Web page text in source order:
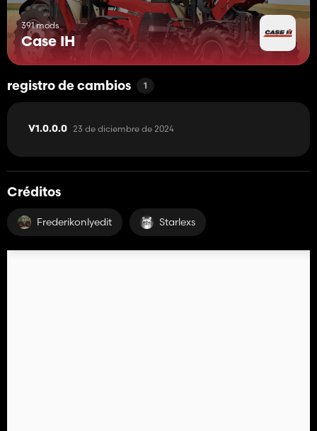
391 mods
Case IH
registro de cambios 1
V1.0.0.0 23 de diciembre de 2024
Créditos
Frederikonlyedit Starlexs